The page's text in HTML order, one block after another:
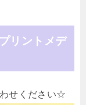
リントメデ
せください☆